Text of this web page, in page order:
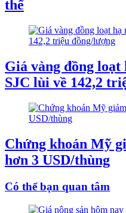
thế
Giá vàng đồng loạt
SJC lùi về 142,2
Chứng khoán Mỹ
hơn 3 USD/thùng
Có thể bạn quan tâm